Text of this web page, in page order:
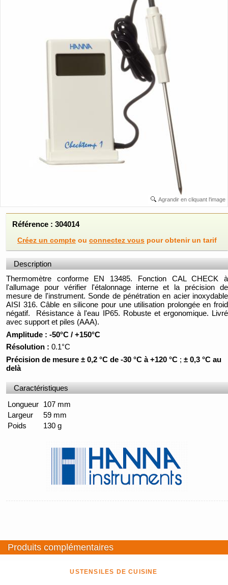
Agrandir en cliquant l'image
Référence : 304014
Créez un compte ou connectez vous pour obtenir un tarif
Description
Thermomètre conforme EN 13485. Fonction CAL CHECK à
l'allumage pour vérifier l'étalonnage interne et la précision de
mesure de l'instrument. Sonde de pénétration en acier inoxydable
AISI 316. Câble en silicone pour une utilisation prolongée en froid
négatif. Résistance à l'eau IP65. Robuste et ergonomique. Livré
avec support et piles (AAA).
Amplitude : -50°C / +150°C
Résolution : 0.1°C
Précision de mesure ± 0,2 °C de -30 °C à +120 °C ; ± 0,3 °C au
delà
Caractéristiques
Longueur 107 mm
Largeur
59 mm
Poids
130 g
Produits complémentaires
USTENSILES DE CUISINE